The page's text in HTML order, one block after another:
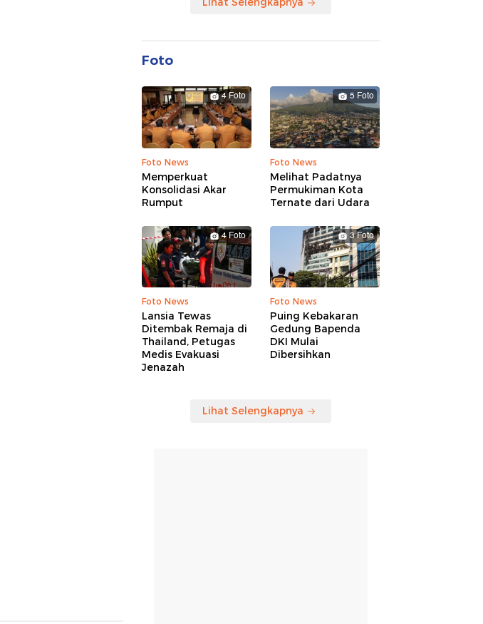
Foto
4 Foto
Foto News
Memperkuat
Konsolidasi Akar
Rumput
5 Foto
Foto News
Melihat Padatnya
Permukiman Kota
Ternate dari Udara
4 Foto
Foto News
Lansia Tewas
Ditembak Remaja di
Thailand, Petugas
Medis Evakuasi
Jenazah
3 Foto
Foto News
Puing Kebakaran
Gedung Bapenda
DKI Mulai
Dibersihkan
Lihat Selengkapnya